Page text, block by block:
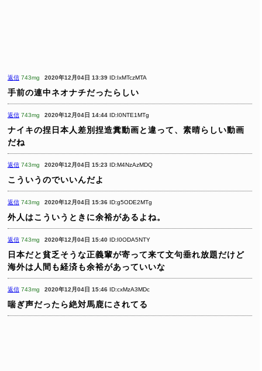
返信 743mg 2020年12月04日 13:39 ID:IxMTczMTA
手前の連中ネオナチだったらしい
返信 743mg 2020年12月04日 14:44 ID:I0NTE1MTg
ナイキの捏日本人差別捏造糞動画と違って、素晴らしい動画
だね
返信 743mg 2020年12月04日 15:23 ID:M4NzAzMDQ
こういうのでいいんだよ
返信 743mg 2020年12月04日 15:36 ID:g5ODE2MTg
外人はこういうときに余裕があるよね。
返信 743mg 2020年12月04日 15:40 ID:I0ODA5NTY
日本だと貧乏そうな正義輩が寄って来て文句垂れ放題だけど
海外は人間も経済も余裕があっていいな
返信 743mg 2020年12月04日 15:46 ID:cxMzA3MDc
喘ぎ声だったら絶対馬鹿にされてる